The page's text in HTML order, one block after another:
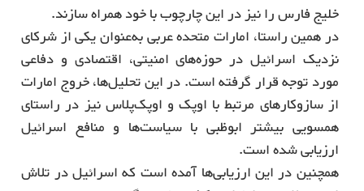
خلیج فارس را نیز در این چارچوب با خود همراه سازند.
در همین راستا، امارات متحده عربی به‌عنوان یکی از شرکای
نزدیک اسرائیل در حوزه‌های امنیتی، اقتصادی و دفاعی
مورد توجه قرار گرفته است. در این تحلیل‌ها، خروج امارات
از سازوکارهای مرتبط با اوپک و اوپک‌پلاس نیز در راستای
همسویی بیشتر ابوظبی با سیاست‌ها و منافع اسرائیل
ارزیابی شده است.
همچنین در این ارزیابی‌ها آمده است که اسرائیل در تلاش